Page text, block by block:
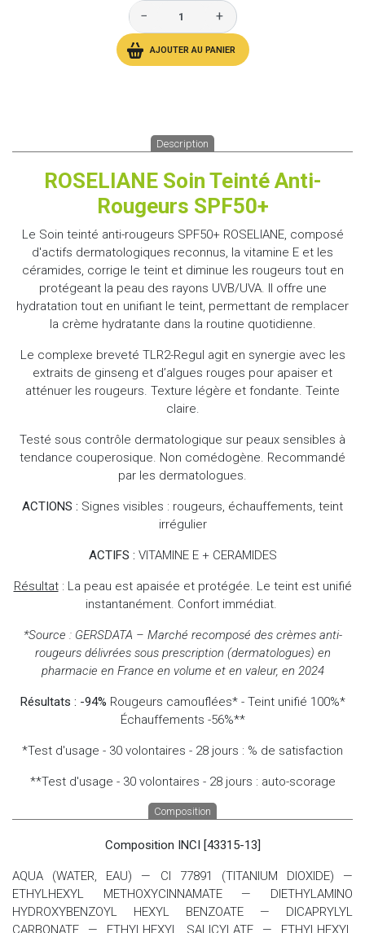
− +
AJOUTER AU PANIER
Description
ROSELIANE Soin Teinté Anti-
Rougeurs SPF50+
Le Soin teinté anti-rougeurs SPF50+ ROSELIANE, composé
d'actifs dermatologiques reconnus, la vitamine E et les
céramides, corrige le teint et diminue les rougeurs tout en
protégeant la peau des rayons UVB/UVA. Il offre une
hydratation tout en unifiant le teint, permettant de remplacer
la crème hydratante dans la routine quotidienne.
Le complexe breveté TLR2-Regul agit en synergie avec les
extraits de ginseng et d’algues rouges pour apaiser et
atténuer les rougeurs. Texture légère et fondante. Teinte
claire.
Testé sous contrôle dermatologique sur peaux sensibles à
tendance couperosique. Non comédogène. Recommandé
par les dermatologues.
ACTIONS : Signes visibles : rougeurs, échauffements, teint
irrégulier
ACTIFS : VITAMINE E + CERAMIDES
Résultat: La peau est apaisée et protégée. Le teint est unifié
instantanément. Confort immédiat.
*Source : GERSDATA – Marché recomposé des crèmes anti-
rougeurs délivrées sous prescription (dermatologues) en
pharmacie en France en volume et en valeur, en 2024
Résultats : -94% Rougeurs camouflées* - Teint unifié 100%*
Échauffements -56%**
*Test d'usage - 30 volontaires - 28 jours : % de satisfaction
**Test d'usage - 30 volontaires - 28 jours : auto-scorage
Composition
Composition INCI [43315-13]
AQUA (WATER, EAU) — CI 77891 (TITANIUM DIOXIDE) —
ETHYLHEXYL METHOXYCINNAMATE — DIETHYLAMINO
HYDROXYBENZOYL HEXYL BENZOATE — DICAPRYLYL
CARBONATE — ETHYLHEXYL SALICYLATE — ETHYLHEXYL